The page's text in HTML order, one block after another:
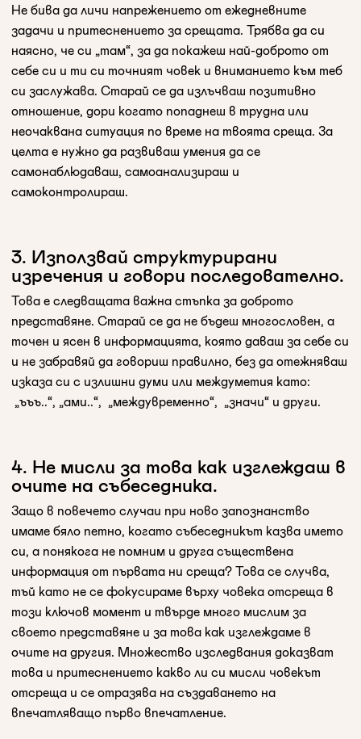
Не бива да личи напрежението от ежедневните
задачи и притеснението за срещата. Трябва да си
наясно, че си „там“, за да покажеш най-доброто от
себе си и ти си точният човек и вниманието към теб
си заслужава. Старай се да излъчваш позитивно
отношение, дори когато попаднеш в трудна или
неочаквана ситуация по време на твоята среща. За
целта е нужно да развиваш умения да се
самонаблюдаваш, самоанализираш и
самоконтролираш.
3. Използвай структурирани
изречения и говори последователно.
Това е следващата важна стъпка за доброто
представяне. Старай се да не бъдеш многословен, а
точен и ясен в информацията, която даваш за себе си
и не забравяй да говориш правилно, без да отежняваш
изказа си с излишни думи или междуметия като:
„ъъъ..“, „ами..“, „междувременно“, „значи“ и други.
4. Не мисли за това как изглеждаш в
очите на събеседника. ‍
Защо в повечето случаи при ново запознанство
имаме бяло петно, когато събеседникът казва името
си, а понякога не помним и друга съществена
информация от първата ни среща? Това се случва,
тъй като не се фокусираме върху човека отсреща в
този ключов момент и твърде много мислим за
своето представяне и за това как изглеждаме в
очите на другия. Множество изследвания доказват
това и притеснението какво ли си мисли човекът
отсреща и се отразява на създаването на
впечатляващо първо впечатление.